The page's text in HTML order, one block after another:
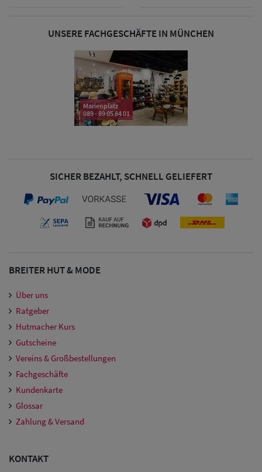
Sonnenschilder
Snapback Caps
Damen Caps
UNSERE FACHGESCHÄFTE IN MÜNCHEN
Marienplatz
089 - 89 05 84 01
SICHER BEZAHLT, SCHNELL GELIEFERT
BREITER HUT & MODE
Über uns
Ratgeber
Hutmacher Kurs
Gutscheine
Vereins & Großbestellungen
Fachgeschäfte
Kundenkarte
Glossar
Zahlung & Versand
KONTAKT